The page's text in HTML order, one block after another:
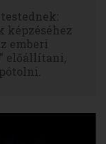
képzéséhez
emberi
előállítani,